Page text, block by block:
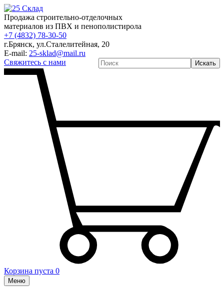
Продажа строительно-отделочных
материалов из ПВХ и пенополистирола
+7 (4832) 78-30-50
г.Брянск, ул.Сталелитейная, 20
E-mail: 25-sklad@mail.ru
Свяжитесь с нами
Искать
Корзина пуста 0
Меню